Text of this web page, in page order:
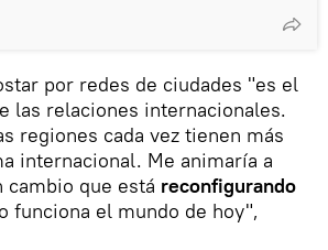
por redes de ciudades "es el
las relaciones internacionales.
regiones cada vez tienen más
internacional. Me animaría a
cambio que está reconfigurando
funciona el mundo de hoy",